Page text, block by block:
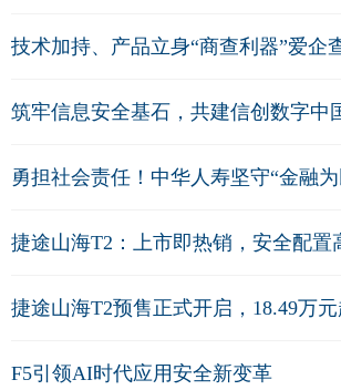
技术加持、产品立身“商查利器”爱企
筑牢信息安全基石，共建信创数字中
勇担社会责任！中华人寿坚守“金融
捷途山海T2：上市即热销，安全配置
捷途山海T2预售正式开启，18.49万元
F5引领AI时代应用安全新变革